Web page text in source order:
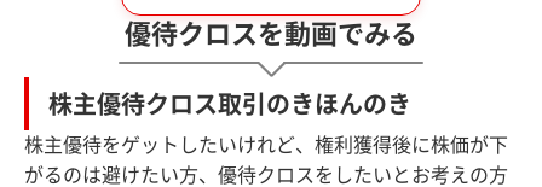
優待クロスを動画でみる
株主優待クロス取引のきほんのき
株主優待をゲットしたいけれど、権利獲得後に株価が下
がるのは避けたい方、優待クロスをしたいとお考えの方